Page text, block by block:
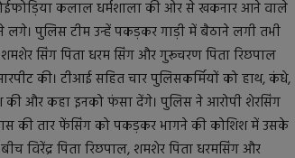
कलाल धर्मशाला की ओर से खकनार आने वाले
लगे। पुलिस टीम उन्हें पकड़कर गाड़ी में बैठाने लगी तभी
सिंग पिता धरम सिंग और गुरूचरण पिता रिछपाल
की। टीआई सहित चार पुलिसकर्मियों को हाथ, कंधे,
की और कहा इनको फंसा देंगे। पुलिस ने आरोपी शेरसिंग
की तार फेंसिंग को पकड़कर भागने की कोशिश में उसके
विरेंद्र पिता रिछपाल, शमशेर पिता धरमसिंग और